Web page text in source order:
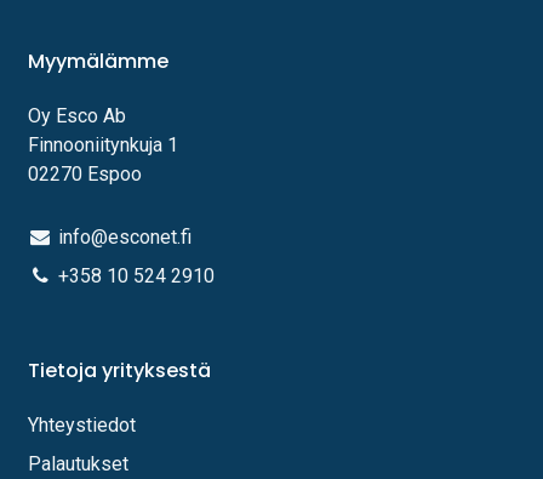
Myymälämme
Oy Esco Ab
Finnooniitynkuja 1
02270 Espoo
info@esconet.fi
+358 10 524 2910
Tietoja yrityksestä
Yhteystiedot
Palautukset